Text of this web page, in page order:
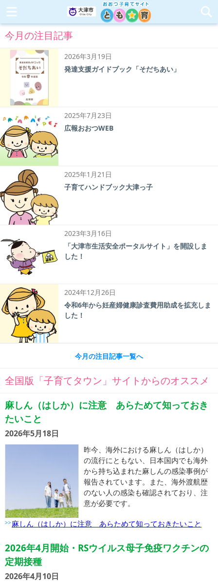
今月の注目記事
2026年3月19日
発達支援ガイドブック「そだちあい」
2025年7月23日
広報おおつWEB
2025年1月21日
子育てハンドブック大津っ子
2023年3月16日
「大津市生活安全ポータルサイト」を開設しま
した！
2024年12月26日
令和6年から妊産婦健康診査費用助成を拡充しま
した！
今月の注目記事一覧へ
全国版「子育てタウン」サイトからのオススメ
麻しん（はしか）に注意 あらためて知っておき
たいこと
2026年5月18日
昨今、海外における麻しん（はしか）
の流行にともない、日本国内でも海外
から持ち込まれた麻しんの感染事例が
報告されています。また、海外渡航歴
のない人の感染も確認されており、注
意が必要です。
麻しん（はしか）に注意 あらためて知っておきたいこと
2026年4月開始・RSウイルス母子免疫ワクチンの
定期接種
2026年4月10日